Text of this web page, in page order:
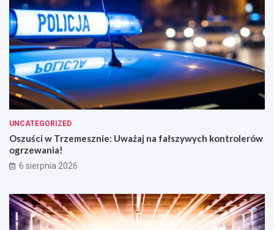
UNCATEGORIZED
Oszuści w Trzemesznie: Uważaj na fałszywych kontrolerów
ogrzewania!
6 sierpnia 2026